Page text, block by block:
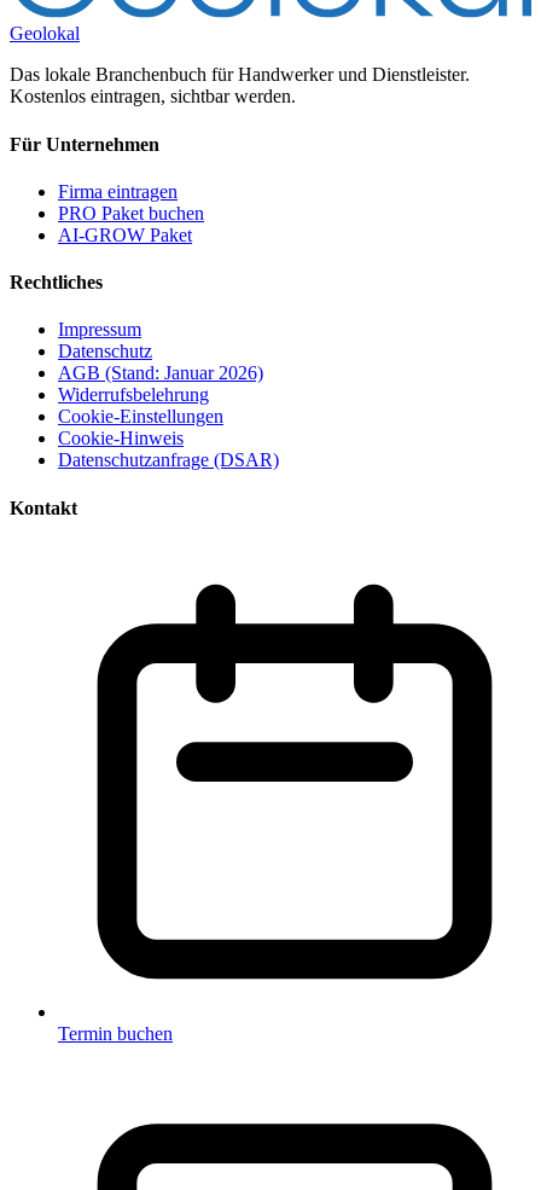
Geolokal
Das lokale Branchenbuch für Handwerker und Dienstleister.
Kostenlos eintragen, sichtbar werden.
Für Unternehmen
Firma eintragen
PRO Paket buchen
AI-GROW Paket
Rechtliches
Impressum
Datenschutz
AGB (Stand: Januar 2026)
Widerrufsbelehrung
Cookie-Einstellungen
Cookie-Hinweis
Datenschutzanfrage (DSAR)
Kontakt
Termin buchen